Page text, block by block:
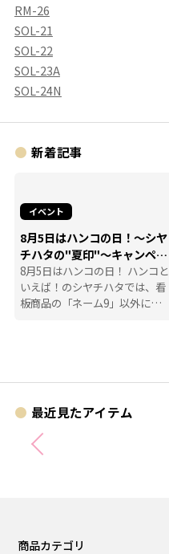
RM-26
SOL-21
SOL-22
SOL-23A
SOL-24N
新着記事
イベント
8月5日はハンコの日！～シヤ
チハタの"夏印"～キャンペー
ン
8月5日はハンコの日！ ハンコと
いえば！のシヤチハタでは、看
板商品の「ネーム9」以外に
最近見たアイテム
商品カテゴリ